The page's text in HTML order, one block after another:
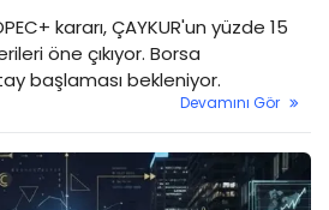
kararı, ÇAYKUR'un yüzde 15
öne çıkıyor. Borsa
başlaması bekleniyor.
Devamını Gör